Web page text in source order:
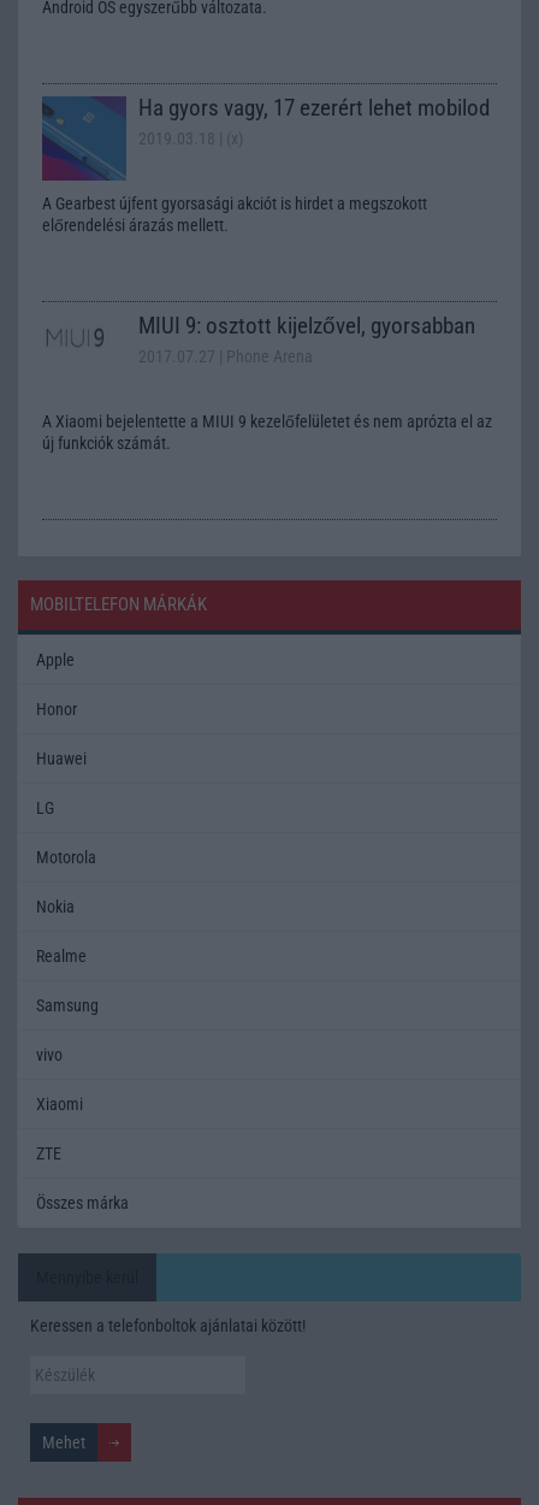
Android OS egyszerűbb változata.
Ha gyors vagy, 17 ezerért lehet mobilod
2019.03.18 | (x)
A Gearbest újfent gyorsasági akciót is hirdet a megszokott
előrendelési árazás mellett.
MIUI 9: osztott kijelzővel, gyorsabban
2017.07.27 | Phone Arena
A Xiaomi bejelentette a MIUI 9 kezelőfelületet és nem aprózta el az
új funkciók számát.
MOBILTELEFON MÁRKÁK
Apple
Honor
Huawei
LG
Motorola
Nokia
Realme
Samsung
vivo
Xiaomi
ZTE
Összes márka
Keressen a telefonboltok ajánlatai között!